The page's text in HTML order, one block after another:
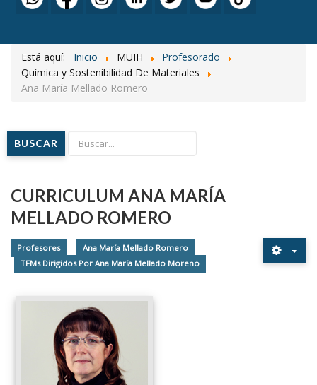
Está aquí: Inicio MUIH
Profesorado
Química y Sostenibilidad De Materiales
Ana María Mellado Romero
BUSCAR
CURRICULUM ANA MARÍA
MELLADO ROMERO
Profesores
Ana María Mellado Romero
TFMs Dirigidos Por Ana María Mellado Moreno